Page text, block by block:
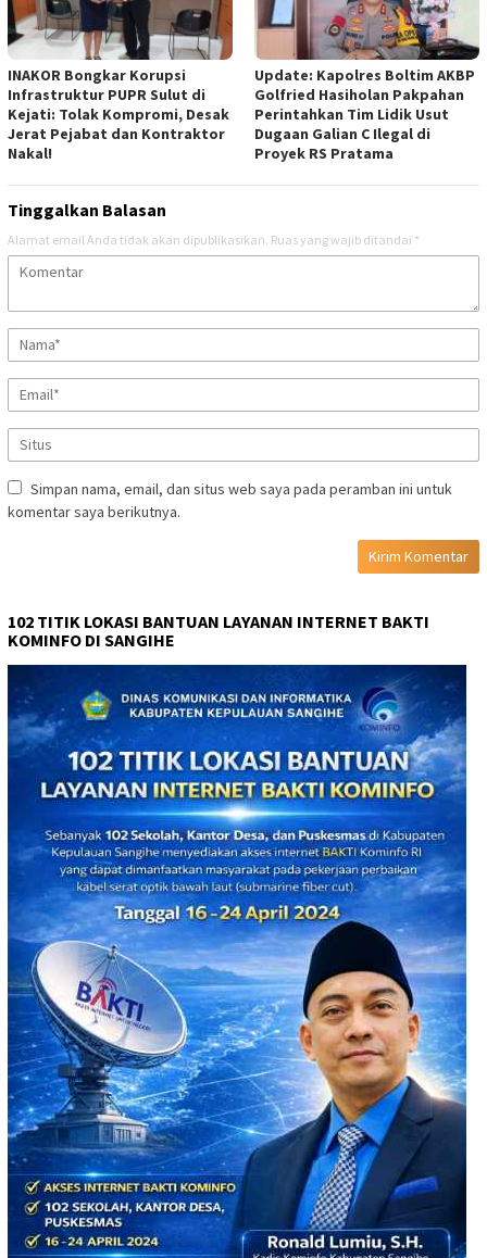
INAKOR Bongkar Korupsi
Infrastruktur PUPR Sulut di
Kejati: Tolak Kompromi, Desak
Jerat Pejabat dan Kontraktor
Nakal!
Update: Kapolres Boltim AKBP
Golfried Hasiholan Pakpahan
Perintahkan Tim Lidik Usut
Dugaan Galian C Ilegal di
Proyek RS Pratama
Tinggalkan Balasan
Alamat email Anda tidak akan dipublikasikan. Ruas yang wajib ditandai *
Simpan nama, email, dan situs web saya pada peramban ini untuk
komentar saya berikutnya.
102 TITIK LOKASI BANTUAN LAYANAN INTERNET BAKTI
KOMINFO DI SANGIHE